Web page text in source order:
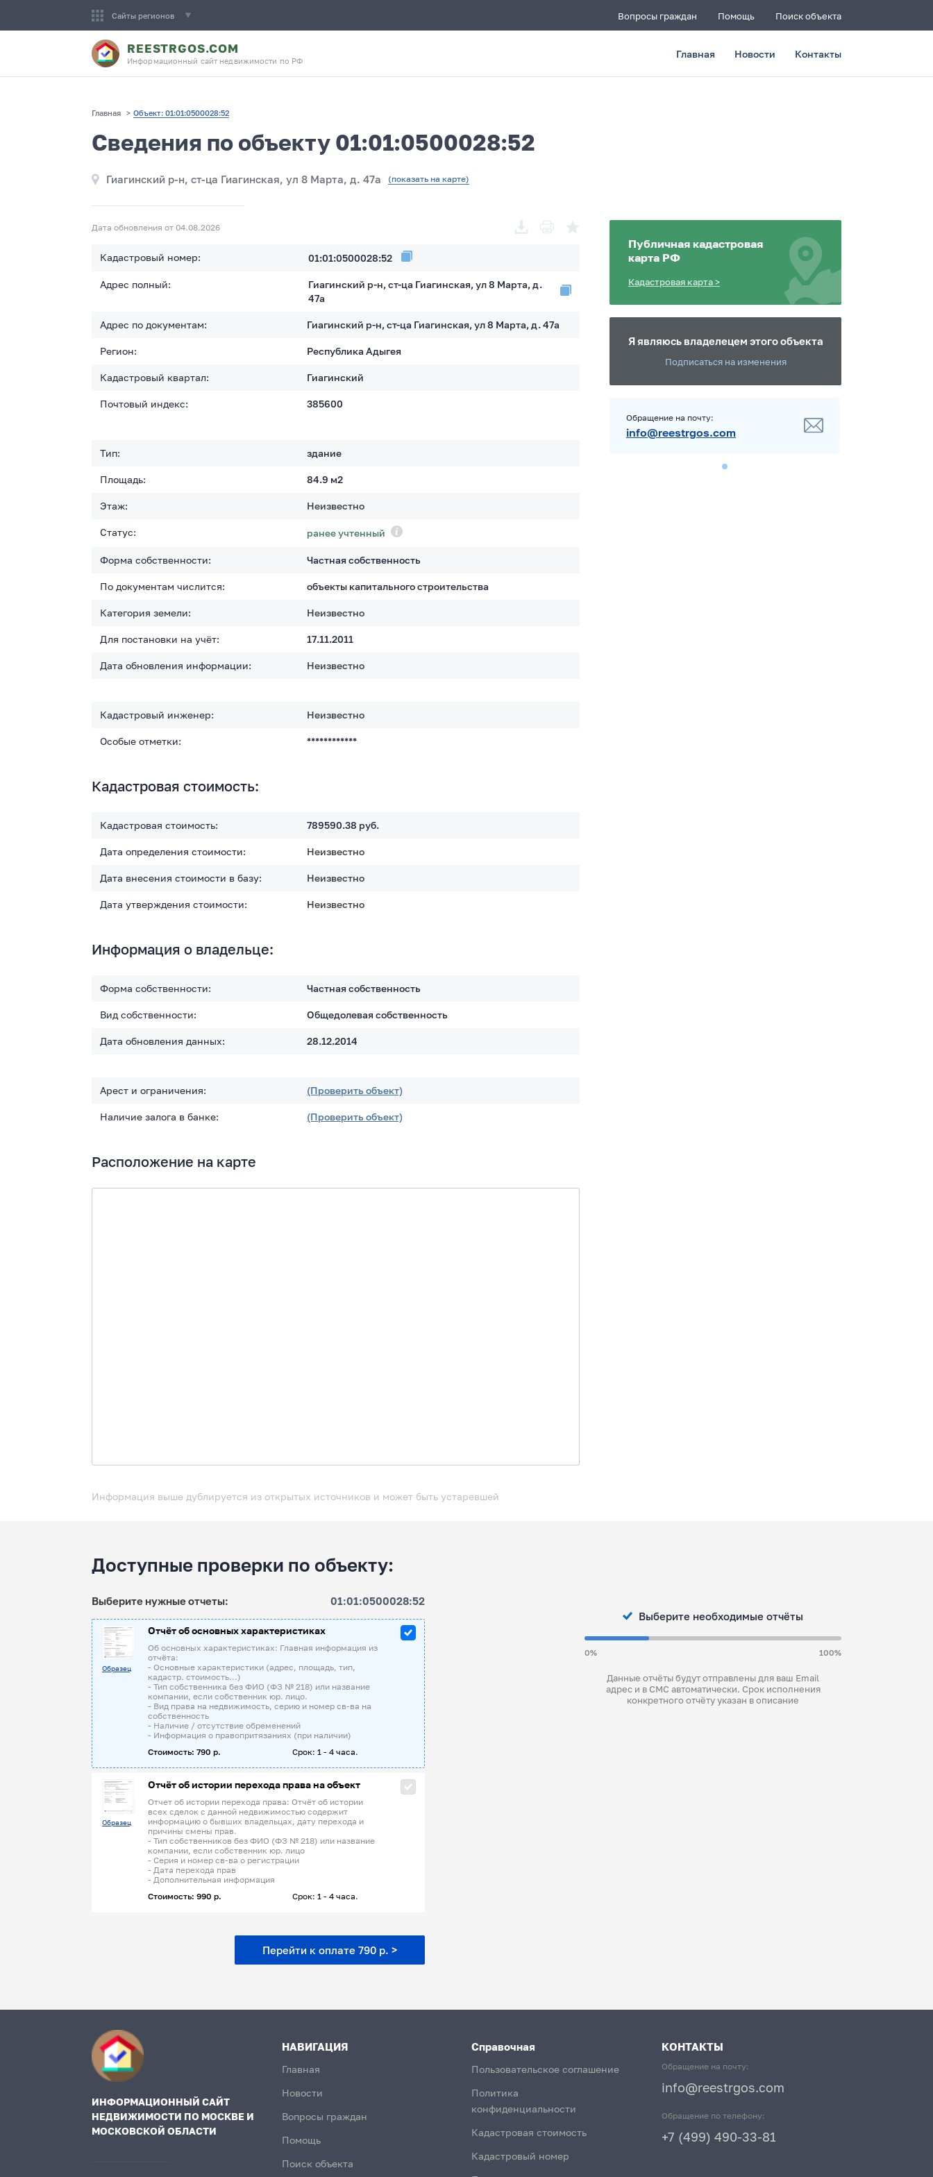
Сайты регионов Вопросы граждан Помощь Поиск объекта
REESTRGOS.COM
Информационный сайт недвижимости по РФ
Главная Новости Контакты
Главная > Объект: 01:01:0500028:52
Сведения по объекту 01:01:0500028:52
Гиагинский р-н, ст-ца Гиагинская, ул 8 Марта, д. 47а (показать на карте)
Дата обновления от 04.08.2026
Кадастровый номер: 01:01:0500028:52
Адрес полный:
Гиагинский р-н, ст-ца Гиагинская, ул 8 Марта, д.
47а
Адрес по документам: Гиагинский р-н, ст-ца Гиагинская, ул 8 Марта, д. 47а
Регион: Республика Адыгея
Кадастровый квартал: Гиагинский
Почтовый индекс: 385600
Тип: здание
Площадь: 84.9 м2
Этаж: Неизвестно
Статус: ранее учтенный
Форма собственности: Частная собственность
По документам числится: объекты капитального строительства
Категория земели: Неизвестно
Для постановки на учёт: 17.11.2011
Дата обновления информации: Неизвестно
Кадастровый инженер: Неизвестно
Особые отметки: ************
Кадастровая стоимость:
Кадастровая стоимость: 789590.38 руб.
Дата определения стоимости: Неизвестно
Дата внесения стоимости в базу: Неизвестно
Дата утверждения стоимости: Неизвестно
Информация о владельце:
Форма собственности: Частная собственность
Вид собственности: Общедолевая собственность
Дата обновления данных: 28.12.2014
Арест и ограничения: (Проверить объект)
Наличие залога в банке: (Проверить объект)
Расположение на карте
Информация выше дублируется из открытых источников и может быть устаревшей
Публичная кадастровая
карта РФ
Кадастровая карта>
Я являюсь владелецем этого объекта
Подписаться на изменения
Обращение на почту:
info@reestrgos.com
Доступные проверки по объекту:
Выберите нужные отчеты: 01:01:0500028:52
Образец
Отчёт об основных характеристиках
Об основных характеристиках: Главная информация из
отчёта:
- Основные характеристики (адрес, площадь, тип,
кадастр. стоимость...)
- Тип собственника без ФИО (ФЗ № 218) или название
компании, если собственник юр. лицо.
- Вид права на недвижимость, серию и номер св-ва на
собственность
- Наличие / отсутствие обременений
- Информация о правопритязаниях (при наличии)
Стоимость: 790 р.
Срок: 1 - 4 часа.
Образец
Отчёт об истории перехода права на объект
Отчет об истории перехода права: Отчёт об истории
всех сделок с данной недвижимостью содержит
информацию о бывших владельцах, дату перехода и
причины смены прав.
- Тип собственников без ФИО (ФЗ № 218) или название
компании, если собственник юр. лицо
- Серия и номер св-ва о регистрации
- Дата перехода прав
- Дополнительная информация
Стоимость: 990 р.
Срок: 1 - 4 часа.
Перейти к оплате 790 р. >
Выберите необходимые отчёты
0% 100%
Данные отчёты будут отправлены для ваш Email
адрес и в СМС автоматически. Срок исполнения
конкретного отчёту указан в описание
ИНФОРМАЦИОННЫЙ САЙТ
НЕДВИЖИМОСТИ ПО МОСКВЕ И
МОСКОВСКОЙ ОБЛАСТИ
НАВИГАЦИЯ
Главная
Новости
Вопросы граждан
Помощь
Поиск объекта
Справочная
Пользовательское соглашение
Политика
конфиденциальности
Кадастровая стоимость
Кадастровый номер
КОНТАКТЫ
Обращение на почту:
info@reestrgos.com
Обращение по телефону:
+7 (499) 490-33-81